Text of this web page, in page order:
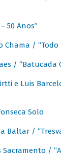
50 Anos”
Chama / “Todo
/ “Batucada
e Luis
Solo
Baltar /
Sacramento /